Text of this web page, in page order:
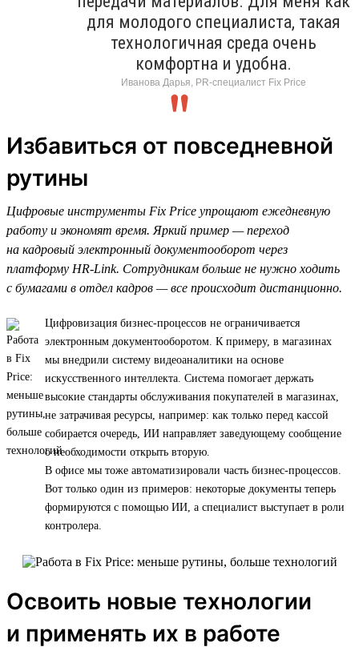
для молодого специалиста, такая
технологичная среда очень
комфортна и удобна.
Иванова Дарья, PR-специалист Fix Price
Избавиться от повседневной
рутины
Цифровые инструменты Fix Price упрощают ежедневную
работу и экономят время. Яркий пример — переход
на кадровый электронный документооборот через
платформу HR-Link. Сотрудникам больше не нужно ходить
с бумагами в отдел кадров — все происходит дистанционно.
Цифровизация бизнес-процессов не ограничивается
электронным документооборотом. К примеру, в магазинах
мы внедрили систему видеоаналитики на основе
искусственного интеллекта. Система помогает держать
высокие стандарты обслуживания покупателей в магазинах,
не затрачивая ресурсы, например: как только перед кассой
собирается очередь, ИИ направляет заведующему сообщение
о необходимости открыть вторую.
В офисе мы тоже автоматизировали часть бизнес-процессов.
Вот только один из примеров: некоторые документы теперь
формируются с помощью ИИ, а специалист выступает в роли
контролера.
Освоить новые технологии
и применять их в работе